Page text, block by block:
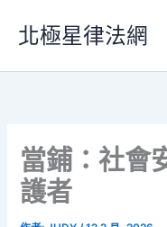
要
北極星律法網
當鋪：社會
護者